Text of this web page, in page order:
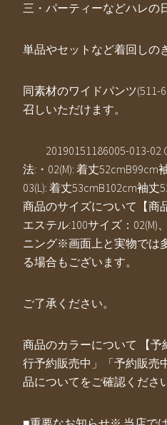
三・パーティーなどハレの
単品やセットなど着回しの
同素材のワイドパンツ(511-
召しいただけます。
20190151186005-013-02
法:・02(M): 着丈52cmB99cm
03(L): 着丈53cmB102cm袖
商品のサイズについて【商
エステル:100サイズ：02(M)
ニング※画面上と実物では
る場合もございます。
ご了承ください。
商品のカラーについて 【
行予約販売中」「予約販売
品についてをご確認くださ